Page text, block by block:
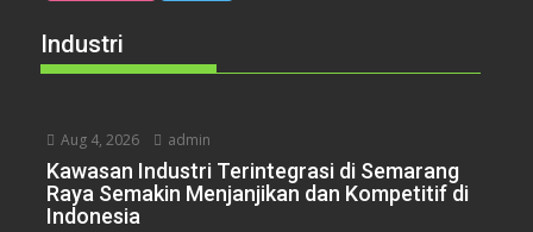
Industri
Aug 4, 2026 admin
Kawasan Industri Terintegrasi di Semarang
Raya Semakin Menjanjikan dan Kompetitif di
Indonesia